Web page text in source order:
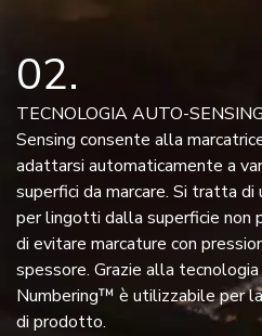
02
TECNOLOGIA AUTO-
Sensing consente alla
adattarsi automaticamente a
superfici da marcare. Si tratta
per lingotti dalla superficie non
di evitare marcature con
spessore. Grazie alla
Numbering™ è utilizzabile per
di prodotto.